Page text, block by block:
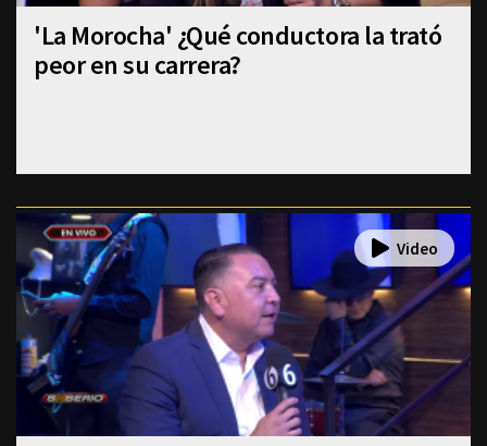
'La Morocha' ¿Qué conductora la trató
peor en su carrera?